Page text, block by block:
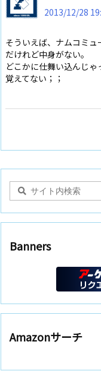
2013/12/28
そういえば、ナムコミ
だけれど中身がない。
どこかに仕舞い込んじ
覚えてない；；
Banners
Amazonサーチ